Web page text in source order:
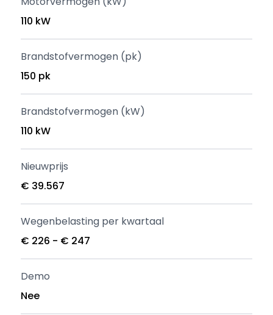
110 kW
Brandstofvermogen (pk)
150 pk
Brandstofvermogen (kW)
110 kW
Nieuwprijs
€ 39.567
Wegenbelasting per kwartaal
€ 226 - € 247
Demo
Nee